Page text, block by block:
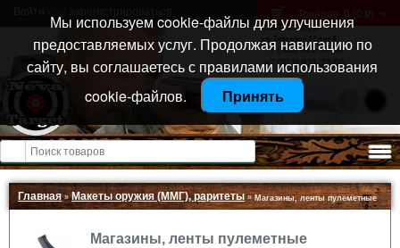
Санкт-Петербург
ул. Тележная 37 лит А
+7 (911) 021-04-08
+7 (812) 921-73-50
Товаров: 0 (0 p )
Открыть меню
Главная»Макеты оружия (ММГ), раритеты»Магазины, ленты пулеметные
Магазины, ленты пулеметные
Мы используем cookie-файлы для улучшения
предоставляемых услуг. Продолжая навигацию по
сайту, вы соглашаетесь с правилами использования
cookie-файлов.
Принять